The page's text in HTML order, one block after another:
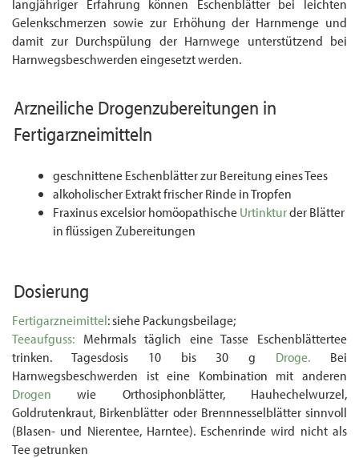
langjähriger Erfahrung können Eschenblätter bei leichten
Gelenk­schmerzen sowie zur Erhöhung der Harnmenge und
damit zur Durchspülung der Harn­wege unterstützend bei
Harnwegsbeschwerden eingesetzt werden.
Arzneiliche Drogenzubereitungen in
Fertigarzneimitteln
geschnittene Eschenblätter zur Bereitung eines Tees
alkoholischer Extrakt frischer Rinde in Tropfen
Fraxinus excelsior homöopathischeUrtinkturder Blätter
in flüssigen Zubereitungen
Dosierung
Fertigarzneimittel: siehe Packungsbeilage;
Teeaufguss: Mehrmals täglich eine Tasse Eschenblättertee
trinken. Tagesdosis 10 bis 30 g Droge. Bei
Harnwegsbeschwerden ist eine Kombination mit anderen
Drogen wie Ortho­siphonblätter, Hauhechelwurzel,
Goldrutenkraut, Birkenblätter oder Brenn­nessel­blätter sinnvoll
(Blasen- und Nierentee, Harntee). Eschenrinde wird nicht als
Tee getrunken